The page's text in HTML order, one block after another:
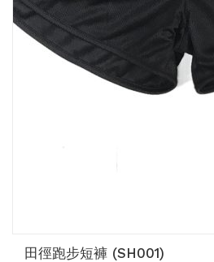
田徑跑步短褲 (SH001)